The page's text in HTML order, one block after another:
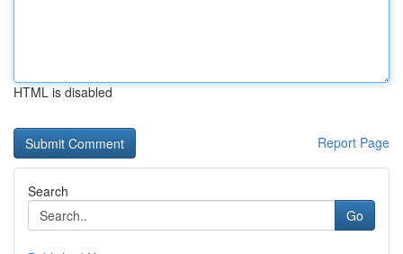
HTML is disabled
Report Page
Search
Go